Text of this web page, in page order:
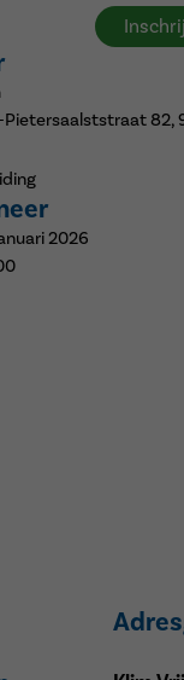
Pietersaalststraat 82,
2026